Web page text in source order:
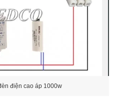
điện cao áp 1000w